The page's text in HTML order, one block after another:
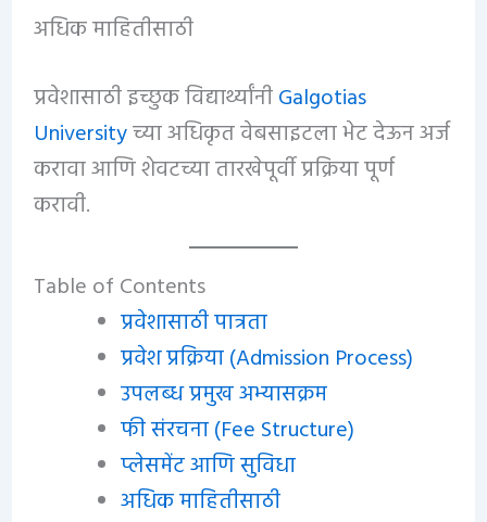
अधिक माहितीसाठी
प्रवेशासाठी इच्छुक विद्यार्थ्यांनीGalgotias
Universityच्या अधिकृत वेबसाइटला भेट देऊन अर्ज
करावा आणि शेवटच्या तारखेपूर्वी प्रक्रिया पूर्ण
करावी.
Table of Contents
प्रवेशासाठी पात्रता
प्रवेश प्रक्रिया (Admission Process)
उपलब्ध प्रमुख अभ्यासक्रम
फी संरचना (Fee Structure)
प्लेसमेंट आणि सुविधा
अधिक माहितीसाठी